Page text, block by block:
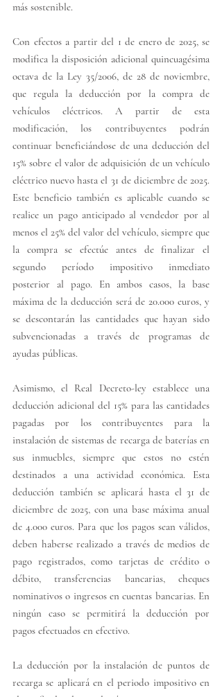
más sostenible.
Con efectos a partir del 1 de enero de 2025, se
modifica la disposición adicional quincuagésima
octava de la Ley 35/2006, de 28 de noviembre,
que regula la deducción por la compra de
vehículos eléctricos. A partir de esta
modificación, los contribuyentes podrán
continuar beneficiándose de una deducción del
15% sobre el valor de adquisición de un vehículo
eléctrico nuevo hasta el 31 de diciembre de 2025.
Este beneficio también es aplicable cuando se
realice un pago anticipado al vendedor por al
menos el 25% del valor del vehículo, siempre que
la compra se efectúe antes de finalizar el
segundo período impositivo inmediato
posterior al pago. En ambos casos, la base
máxima de la deducción será de 20.000 euros, y
se descontarán las cantidades que hayan sido
subvencionadas a través de programas de
ayudas públicas.
Asimismo, el Real Decreto-ley establece una
deducción adicional del 15% para las cantidades
pagadas por los contribuyentes para la
instalación de sistemas de recarga de baterías en
sus inmuebles, siempre que estos no estén
destinados a una actividad económica. Esta
deducción también se aplicará hasta el 31 de
diciembre de 2025, con una base máxima anual
de 4.000 euros. Para que los pagos sean válidos,
deben haberse realizado a través de medios de
pago registrados, como tarjetas de crédito o
débito, transferencias bancarias, cheques
nominativos o ingresos en cuentas bancarias. En
ningún caso se permitirá la deducción por
pagos efectuados en efectivo.
La deducción por la instalación de puntos de
recarga se aplicará en el periodo impositivo en